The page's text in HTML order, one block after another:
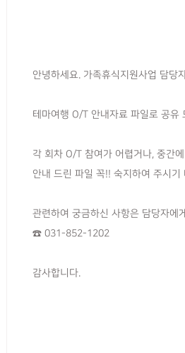
안녕하세요. 가족휴식지원사업 담당
테마여행 O/T 안내자료 파일로 공유
각 회차 O/T 참여가 어렵거나, 중간
안내 드린 파일 꼭!! 숙지하여 주시기
관련하여 궁금하신 사항은 담당자에
☎ 031-852-1202
감사합니다.